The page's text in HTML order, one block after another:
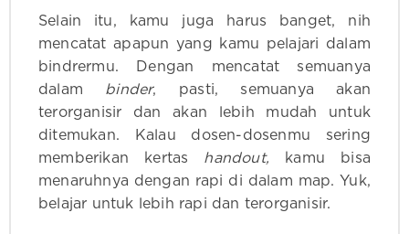
Selain itu, kamu juga harus banget, nih
mencatat apapun yang kamu pelajari dalam
bindrermu. Dengan mencatat semuanya
dalam binder, pasti, semuanya akan
terorganisir dan akan lebih mudah untuk
ditemukan. Kalau dosen-dosenmu sering
memberikan kertas handout,
kamu bisa
menaruhnya dengan rapi di dalam map. Yuk,
belajar untuk lebih rapi dan terorganisir.